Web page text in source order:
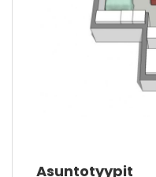
Asuntotyypit